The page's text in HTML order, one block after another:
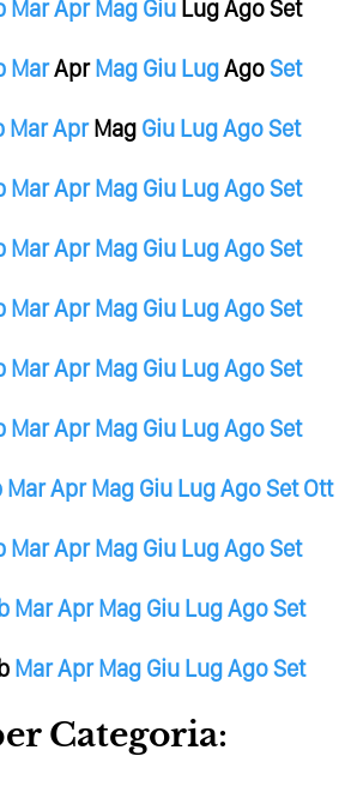
MarApr Mag Giu LugAgoSet
MarApr Mag Giu LugAgoSet
MarApr Mag Giu LugAgoSet
MarApr Mag Giu LugAgoSet
MarApr Mag Giu LugAgoSet
MarApr Mag Giu LugAgoSet
MarApr Mag Giu LugAgoSet
MarApr Mag Giu LugAgoSet
MarApr Mag Giu LugAgoSet Ott
MarApr Mag Giu LugAgoSet
MarApr Mag Giu LugAgoSet
MarApr Mag Giu LugAgoSet
Categoria: